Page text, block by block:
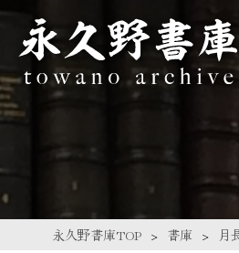
永久野書庫TOP 書庫 月